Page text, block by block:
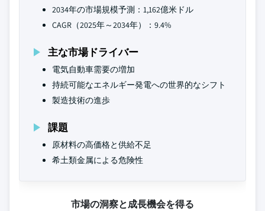
2034年の市場規模予測：1,162億米ドル
CAGR（2025年～2034年）：9.4%
主な市場ドライバー
電気自動車需要の増加
持続可能なエネルギー発電への世界的なシフト
製造技術の進歩
課題
原材料の高価格と供給不足
希土類金属による危険性
市場の洞察と成長機会を得る